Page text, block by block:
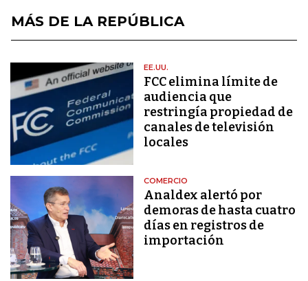
MÁS DE LA REPÚBLICA
EE.UU.
FCC elimina límite de
audiencia que
restringía propiedad de
canales de televisión
locales
COMERCIO
Analdex alertó por
demoras de hasta cuatro
días en registros de
importación